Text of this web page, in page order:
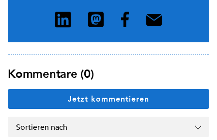
Kommentare (0)
Jetzt kommentieren
Sortieren nach